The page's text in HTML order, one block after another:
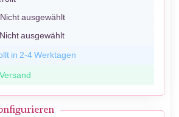
Nicht ausgewählt
Nicht ausgewählt
in 2-4 Werktagen